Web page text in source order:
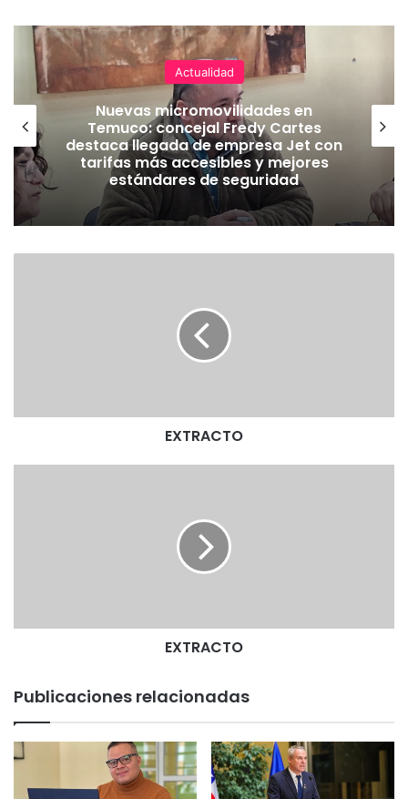
Actualidad
Nuevas micromovilidades en
Temuco: concejal Fredy Cartes
destaca llegada de empresa Jet con
tarifas más accesibles y mejores
estándares de seguridad
EXTRACTO
EXTRACTO
Publicaciones relacionadas